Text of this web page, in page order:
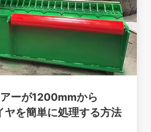
ーが1200mmから
を簡単に処理する方法